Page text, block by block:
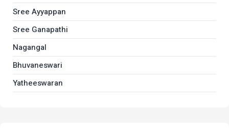
Sree Ayyappan
Sree Ganapathi
Nagangal
Bhuvaneswari
Yatheeswaran